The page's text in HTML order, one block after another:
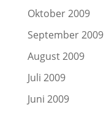
Oktober 2009
September 2009
August 2009
Juli 2009
Juni 2009